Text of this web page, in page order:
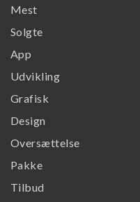
Mest
Solgte
App
Udvikling
Grafisk
Design
Oversættelse
Pakke
Tilbud